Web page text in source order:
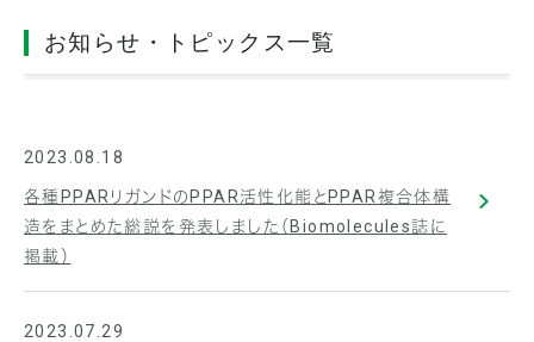
お知らせ・トピックス一覧
2023.08.18
各種PPARリガンドのPPAR活性化能とPPAR複合体構
造をまとめた総説を発表しました（Biomolecules誌に
掲載）
2023.07.29